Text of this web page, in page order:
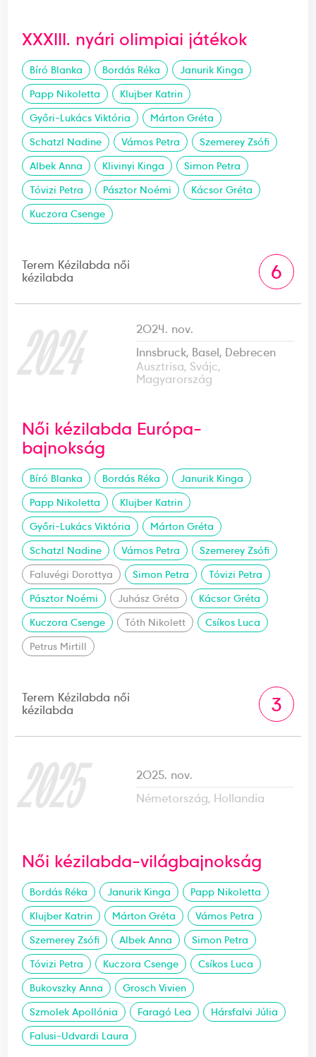
XXXIII. nyári olimpiai játékok
Bíró Blanka Bordás Réka
Janurik Kinga
Papp Nikoletta
Klujber Katrin
Győri-Lukács Viktória
Márton Gréta
Schatzl Nadine
Vámos Petra
Szemerey Zsófi
Albek Anna
Klivinyi Kinga
Simon Petra
Tóvizi Petra
Pásztor Noémi
Kácsor Gréta
Kuczora Csenge
Terem Kézilabda női
kézilabda
6
2024
2024. nov.
Innsbruck, Basel, Debrecen
Ausztrisa, Svájc,
Magyarország
Női kézilabda Európa-
bajnokság
Bíró Blanka Bordás Réka
Janurik Kinga
Papp Nikoletta
Klujber Katrin
Győri-Lukács Viktória
Márton Gréta
Schatzl Nadine
Vámos Petra
Szemerey Zsófi
Faluvégi Dorottya
Simon Petra
Tóvizi Petra
Pásztor Noémi
Juhász Gréta
Kácsor Gréta
Kuczora Csenge
Tóth Nikolett
Csíkos Luca
Petrus Mirtill
Terem Kézilabda női
kézilabda
3
2025
2025. nov.
Németország, Hollandia
Női kézilabda-világbajnokság
Bordás Réka Janurik Kinga
Papp Nikoletta
Klujber Katrin
Márton Gréta
Vámos Petra
Szemerey Zsófi
Albek Anna
Simon Petra
Tóvizi Petra
Kuczora Csenge
Csíkos Luca
Bukovszky Anna
Grosch Vivien
Szmolek Apollónia
Faragó Lea
Hársfalvi Júlia
Falusi-Udvardi Laura